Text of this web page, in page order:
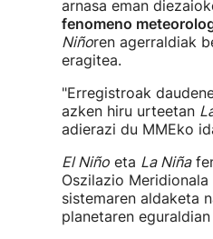
arnasa eman
fenomeno
Niñoren agerraldiak
eragitea.
"Erregistroak
azken hiru urteetan
adierazi du MMEko
El Niñoeta La Niña
Oszilazio
sistemaren aldaketa
planetaren